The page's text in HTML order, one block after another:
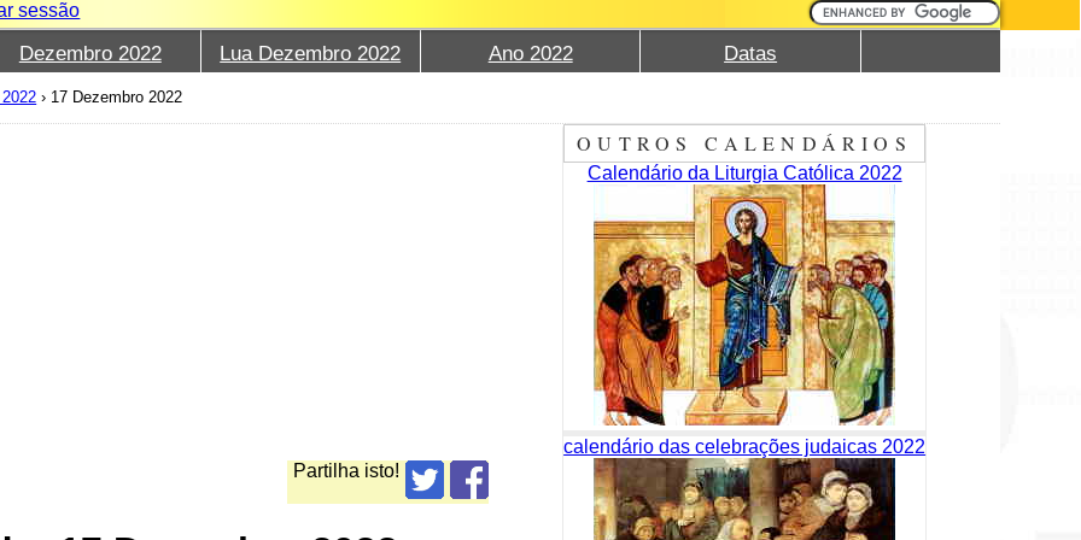
sessão
Dezembro 2022 Lua Dezembro 2022 Ano 2022 Datas
› 17 Dezembro 2022
Partilha isto!
OUTROS CALENDÁRIOS
Calendário da Liturgia Católica 2022
calendário das celebrações judaicas 2022